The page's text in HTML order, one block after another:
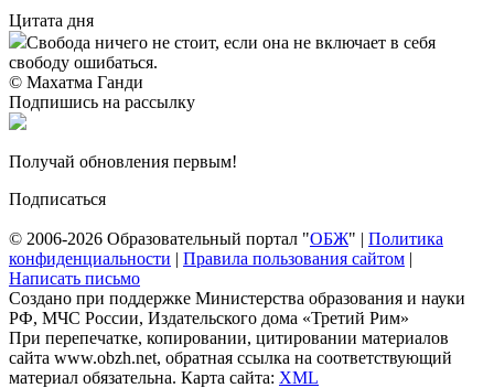
Цитата дня
Свобода ничего не стоит, если она не включает в себя
свободу ошибаться.
© Махатма Ганди
Подпишись на рассылку
Получай обновления первым!
Подписаться
© 2006-2026 Образовательный портал "ОБЖ" | Политика
конфиденциальности | Правила пользования сайтом |
Написать письмо
Создано при поддержке Министерства образования и науки
РФ, МЧС России, Издательского дома «Третий Рим»
При перепечатке, копировании, цитировании материалов
сайта www.obzh.net, обратная ссылка на соответствующий
материал обязательна. Карта сайта: XML